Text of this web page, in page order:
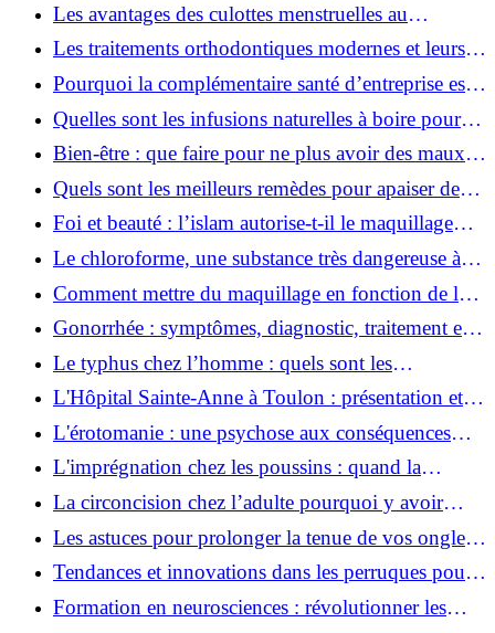
Les avantages des culottes menstruelles au
quotidien
Les traitements orthodontiques modernes et leurs
avantages
Pourquoi la complémentaire santé d’entreprise est
devenue indispensable ?
Quelles sont les infusions naturelles à boire pour
apaiser un mal à l’estomac ?
Bien-être : que faire pour ne plus avoir des maux
de ventre ? Voici quelques astuces
Quels sont les meilleurs remèdes pour apaiser des
maux de dents ?
Foi et beauté : l’islam autorise-t-il le maquillage
pendant le ramadan ?
Le chloroforme, une substance très dangereuse à
manipuler
Comment mettre du maquillage en fonction de la
couleur des yeux ?
Gonorrhée : symptômes, diagnostic, traitement et
prévention de cette infection
Le typhus chez l’homme : quels sont les
symptômes, les causes et les traitements de cette
maladie ?
L'Hôpital Sainte-Anne à Toulon : présentation et
services proposés
L'érotomanie : une psychose aux conséquences
multiples
L'imprégnation chez les poussins : quand la
mémoire s'établit avec succès
La circoncision chez l’adulte pourquoi y avoir
recours aujourd’hui
Les astuces pour prolonger la tenue de vos ongles
en gel UV
Tendances et innovations dans les perruques pour
hommes
Formation en neurosciences : révolutionner les